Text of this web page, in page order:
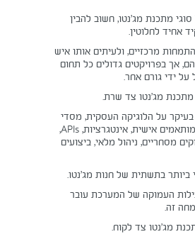
מתכנת מג’נטו, חשוב להבין
אחיד לחלוטין.
מרכזיים, ולעיתים אותו איש
אך בפרויקטים גדולים כל תחום
על ידי גורם אחר.
מג’נטו צד שרת.
על הלוגיקה העסקית, מסדי
הנתונים, מודולים מותאמים אישית, אינטגרציות, APIs,
מסחריים, ניהול מלאי, ביצועים
ביותר בתשתית של חנות מג’נטו.
העמוקה של המערכת עובר
זה.
מג’נטו צד לקוח.